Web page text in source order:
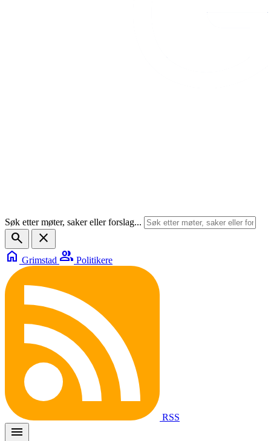
Søk etter møter, saker eller forslag...
search
close
home Grimstad group Politikere
RSS
menu